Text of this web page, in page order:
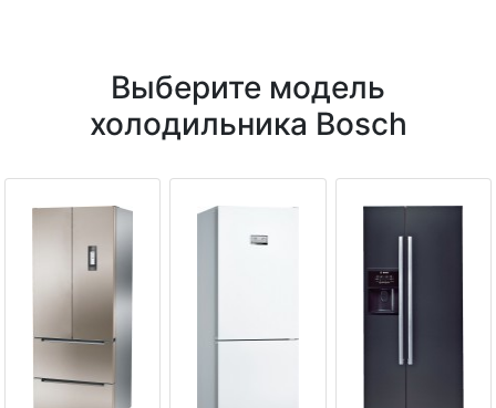
Выберите модель
холодильника Bosch